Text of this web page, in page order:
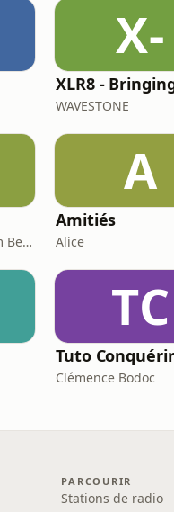
X-
WAVESTONE
Stéphane Oba & Hakim Benbadra
A
Amitiés
Alice
TC
Clémence Bodoc
PARCOURIR
Stations de radio